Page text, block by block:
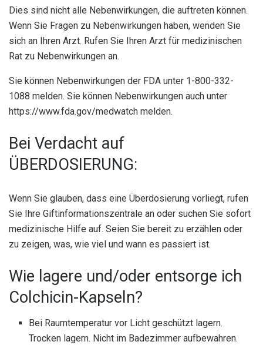
Dies sind nicht alle Nebenwirkungen, die auftreten können.
Wenn Sie Fragen zu Nebenwirkungen haben, wenden Sie
sich an Ihren Arzt. Rufen Sie Ihren Arzt für medizinischen
Rat zu Nebenwirkungen an.
Sie können Nebenwirkungen der FDA unter 1-800-332-
1088 melden. Sie können Nebenwirkungen auch unter
https://www.fda.gov/medwatch melden.
Bei Verdacht auf
ÜBERDOSIERUNG:
Wenn Sie glauben, dass eine Überdosierung vorliegt, rufen
Sie Ihre Giftinformationszentrale an oder suchen Sie sofort
medizinische Hilfe auf. Seien Sie bereit zu erzählen oder
zu zeigen, was, wie viel und wann es passiert ist.
Wie lagere und/oder entsorge ich
Colchicin-Kapseln?
Bei Raumtemperatur vor Licht geschützt lagern.
Trocken lagern. Nicht im Badezimmer aufbewahren.